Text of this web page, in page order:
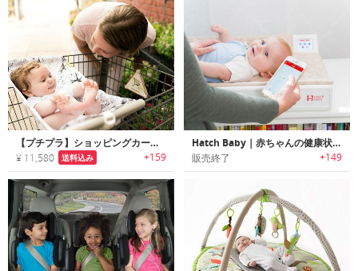
【プチプラ】ショッピングカートに取付けられるベビー用ハンモック
¥ 11,580 送料込み +159
Hatch Baby｜赤ちゃんの健康状態を自動で記録するWiFi スケール内蔵のおむつ替えパッド「ハッチベイビー」
販売終了 +149